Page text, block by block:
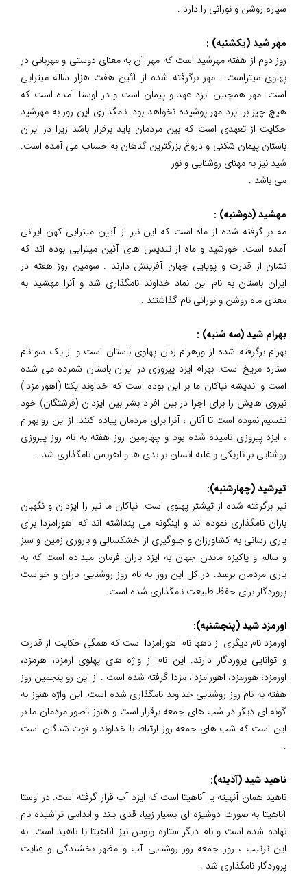
سیاره روشن و نورانی را دارد .
مهر شید (یکشنبه) :
روز دوم از هفته مهرشید است که مهر آن به معنای دوستی و مهربانی در
پهلوی میتراست . مهر برگرفته شده از آئین هفت هزار ساله میترایی
است. مهر همچنین ایزد عهد و پیمان است و در اوستا آمده است که
هیچ چیز بر ایزد مهر پوشیده نخواهد بود. نامگذاری این روز به مهرشید
حکایت از تعهدی است که بین مردمان باید برقرار باشد زیرا در ایران
باستان پیمان شکنی و دروغ بزرگترین گناهان به حساب می آمده است.
شید نیز به مهنای روشنایی و نور
می باشد .
مهشید (دوشنبه) :
مه بر گرفته شده از ماه است که این نیز از آیین میترایی کهن ایرانی
آمده است. خورشید و ماه از تندیس های آئین میترایی بوده اند که
نشان از قدرت و پویایی جهان آفرینش دارند . سومین روز هفته در
ایران باستان به نام این نماد خداوند نامگذاری شد و آنرا مهشید به
معنای ماه روشن و نورانی نام گذاشتند .
بهرام شید (سه شنبه) :
بهرام برگرفته شده از ورهرام زبان پهلوی باستان است و از یک سو نام
ستاره مریخ است. بهرام ایزد پیروزی در ایران باستان شمرده می شده
است و اندیشه نیاکان ما بر این بوده است که خداوند یکتا (اهورامزدا)
نیروی هایش را برای اجرا در بین افراد بشر بین ایزدان (فرشتگان) خود
تقسیم نموده است تا آنان ، آنرا برای مردمان پیاده کنند. از این رو بهرام
، ایزد پیروزی نامیده شده بود و چهارمین روز هفته به نام روز پیروزی
روشنایی بر تاریکی و غلبه انسان بر بدی ها و اهریمن نامگذاری شد .
تیرشید (چهارشنبه):
تیر برگرفته شده از تیشتر پهلوی است. نیاکان ما تیر را ایزدان و نگهبان
باران نامگذاری نموده اند و اینگونه می پنداشته اند که اهورامزدا برای
یاری رسانی به کشاورزان و جلوگیری از خشکسالی و باروری زمین و سبز
و سالم و پاکیزه ماندن جهان به ایزد باران فرمان میداده است که به
یاری مردمان برسد. در کل این روز به نام روز روشنایی باران و خواست
پروردگار برای حفظ طبیعت نامگذاری شده است.
اورمزد شید (پنجشنبه):
اورمزد نام دیگری از دهها نام اهورامزدا است که همگی حکایت از قدرت
و توانایی پروردگار دارند. این نام از واژه های پهلوی ارمزد، هرمزد،
اورمزد، هورمزد، اهورامزدا، مزدا گرفته شده است . از این رو پنجمین روز
هفته به نام روز روشنایی خداوند نامگذاری شده است. این واژه هنوز به
گونه ای دیگر در شب های جمعه برقرار است و هنوز تصور مردمان ما بر
این است که شب های جمعه روز ارتباط با خداوند و فوت شدگان است
.
ناهید شید (آدینه):
ناهید همان آنهیته یا آناهیتا است که ایزد آب قرار گرفته است. در اوستا
آناهیتا به صورت دوشیزه ای بسیار زیبا، قدی بلند و اندامی تراشیده نام
نهاده شده است و نام دیگر ستاره ونوس نیز آناهیتا یا ناهید است. به
این ترتیب ، روز جمعه روز روشنایی آب و مظهر بخشندگی و عنایت
پروردگار نامگذاری شد .